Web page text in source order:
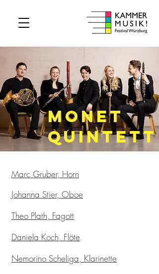
monet
Quintett
Marc Gruber, Horn
Johanna Stier, Oboe
Theo Plath, Fagott
Daniela Koch, Flöte
Nemorino Scheliga, Klarinette